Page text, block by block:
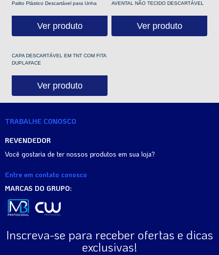
Palito Plástico Descartável para Unha
Ver produto
AVENTAL NÃO TECIDO DESCARTÁVEL
Ver produto
CAPA DESCARTÁVEL EM TNT COM FITA
DUPLAFACE
Ver produto
TRABALHE CONOSCO
REVENDEDOR
Você gostaria de ter nossos produtos em sua loja?
Entre em contato conosco
MARCAS DO GRUPO:
Inscreva-se para receber ofertas e dicas
exclusivas!